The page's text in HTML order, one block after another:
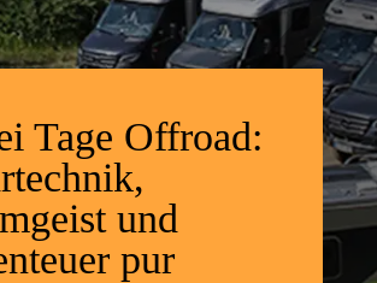
Tage Offroad:
und
pur